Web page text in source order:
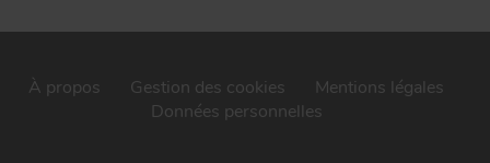
À propos Gestion des cookies
Mentions légales
Données personnelles